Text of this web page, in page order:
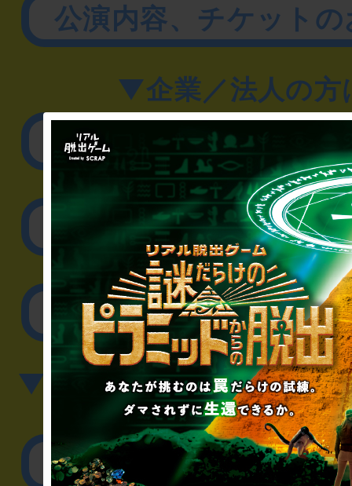
公演内容、チケット
▼企業／法人の方
リアル脱出ゲーム制作
取材に関するお
その他のご相談／
▼英語、中国語でのお問
English／